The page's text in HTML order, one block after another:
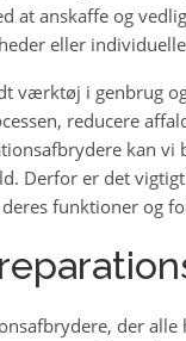
at anskaffe og
eller
værktøj i genbrug
reducere
kan
Derfor er det
funktioner og
der